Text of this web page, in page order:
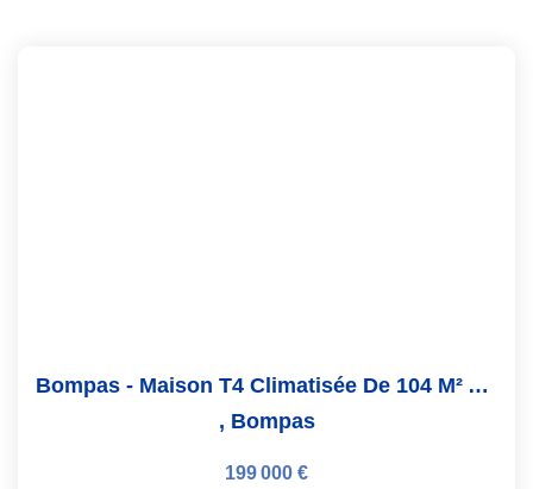
Bompas - Maison T4 Climatisée De 104 M² Avec Extérieur -...
, Bompas
199 000 €